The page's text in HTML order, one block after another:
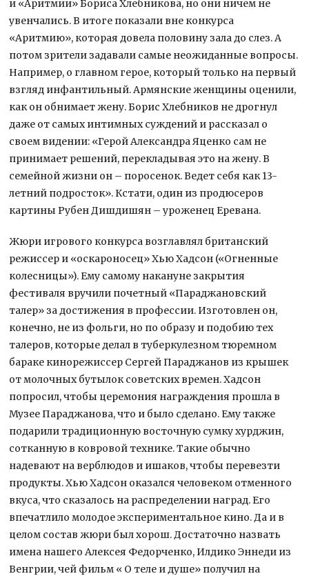
и «Аритмии» Бориса Хлебникова, но они ничем не
увенчались. В итоге показали вне конкурса
«Аритмию», которая довела половину зала до слез. А
потом зрители задавали самые неожиданные вопросы.
Например, о главном герое, который только на первый
взгляд инфантильный. Армянские женщины оценили,
как он обнимает жену. Борис Хлебников не дрогнул
даже от самых интимных суждений и рассказал о
своем видении: «Герой Александра Яценко сам не
принимает решений, перекладывая это на жену. В
семейной жизни он – поросенок. Ведет себя как 13-
летний подросток». Кстати, один из продюсеров
картины Рубен Дишдишян – уроженец Еревана.
Жюри игрового конкурса возглавлял британский
режиссер и «оскароносец» Хью Хадсон («Огненные
колесницы»). Ему самому накануне закрытия
фестиваля вручили почетный «Параджановский
талер» за достижения в профессии. Изготовлен он,
конечно, не из фольги, но по образу и подобию тех
талеров, которые делал в туберкулезном тюремном
бараке кинорежиссер Сергей Параджанов из крышек
от молочных бутылок советских времен. Хадсон
попросил, чтобы церемония награждения прошла в
Музее Параджанова, что и было сделано. Ему также
подарили традиционную восточную сумку хурджин,
сотканную в ковровой технике. Такие обычно
надевают на верблюдов и ишаков, чтобы перевезти
продукты. Хью Хадсон оказался человеком отменного
вкуса, что сказалось на распределении наград. Его
впечатлило молодое экспериментальное кино. Да и в
целом состав жюри был хорош. Достаточно назвать
имена нашего Алексея Федорченко, Илдико Эннеди из
Венгрии, чей фильм « О теле и душе» получил на